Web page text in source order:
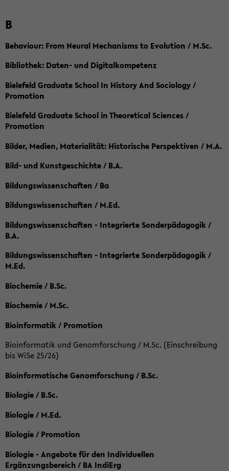
B
Behaviour: From Neural Mechanisms to Evolution / M.Sc.
Bibliothek: Daten- und Digitalkompetenz
Bielefeld Graduate School In History And Sociology /
Promotion
Bielefeld Graduate School in Theoretical Sciences /
Promotion
Bilder, Medien, Materialität: Historische Perspektiven / M.A.
Bild- und Kunstgeschichte / B.A.
Bildungswissenschaften / Ba
Bildungswissenschaften / M.Ed.
Bildungswissenschaften - Integrierte Sonderpädagogik /
B.A.
Bildungswissenschaften - Integrierte Sonderpädagogik /
M.Ed.
Biochemie / B.Sc.
Biochemie / M.Sc.
Bioinformatik / Promotion
Bioinformatik und Genomforschung / M.Sc. (Einschreibung
bis WiSe 25/26)
Bioinformatische Genomforschung / B.Sc.
Biologie / B.Sc.
Biologie / M.Ed.
Biologie / Promotion
Biologie - Angebote für den Individuellen
Ergänzungsbereich / BA IndiErg